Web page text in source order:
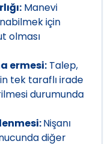
Manevi
için
olması
ermesi: Talep,
tek taraflı irade
durumunda
Nişanı
diğer